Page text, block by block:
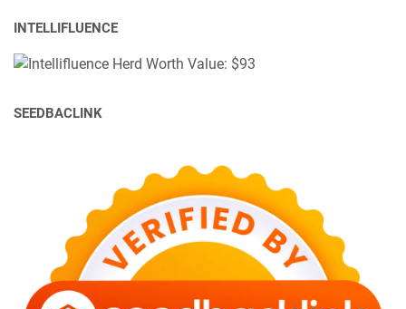
INTELLIFLUENCE
SEEDBACLINK